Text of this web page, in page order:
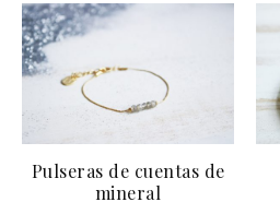
Pulseras de cuentas de
mineral